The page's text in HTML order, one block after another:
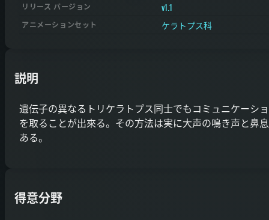
リリース バージョン v1.1
アニメーションセット ケラトプス科
説明
遺伝子の異なるトリケラトプス同士でもコミュニケーシ
を取ることが出來る。その方法は実に大声の鳴き声と鼻
ある。
得意分野